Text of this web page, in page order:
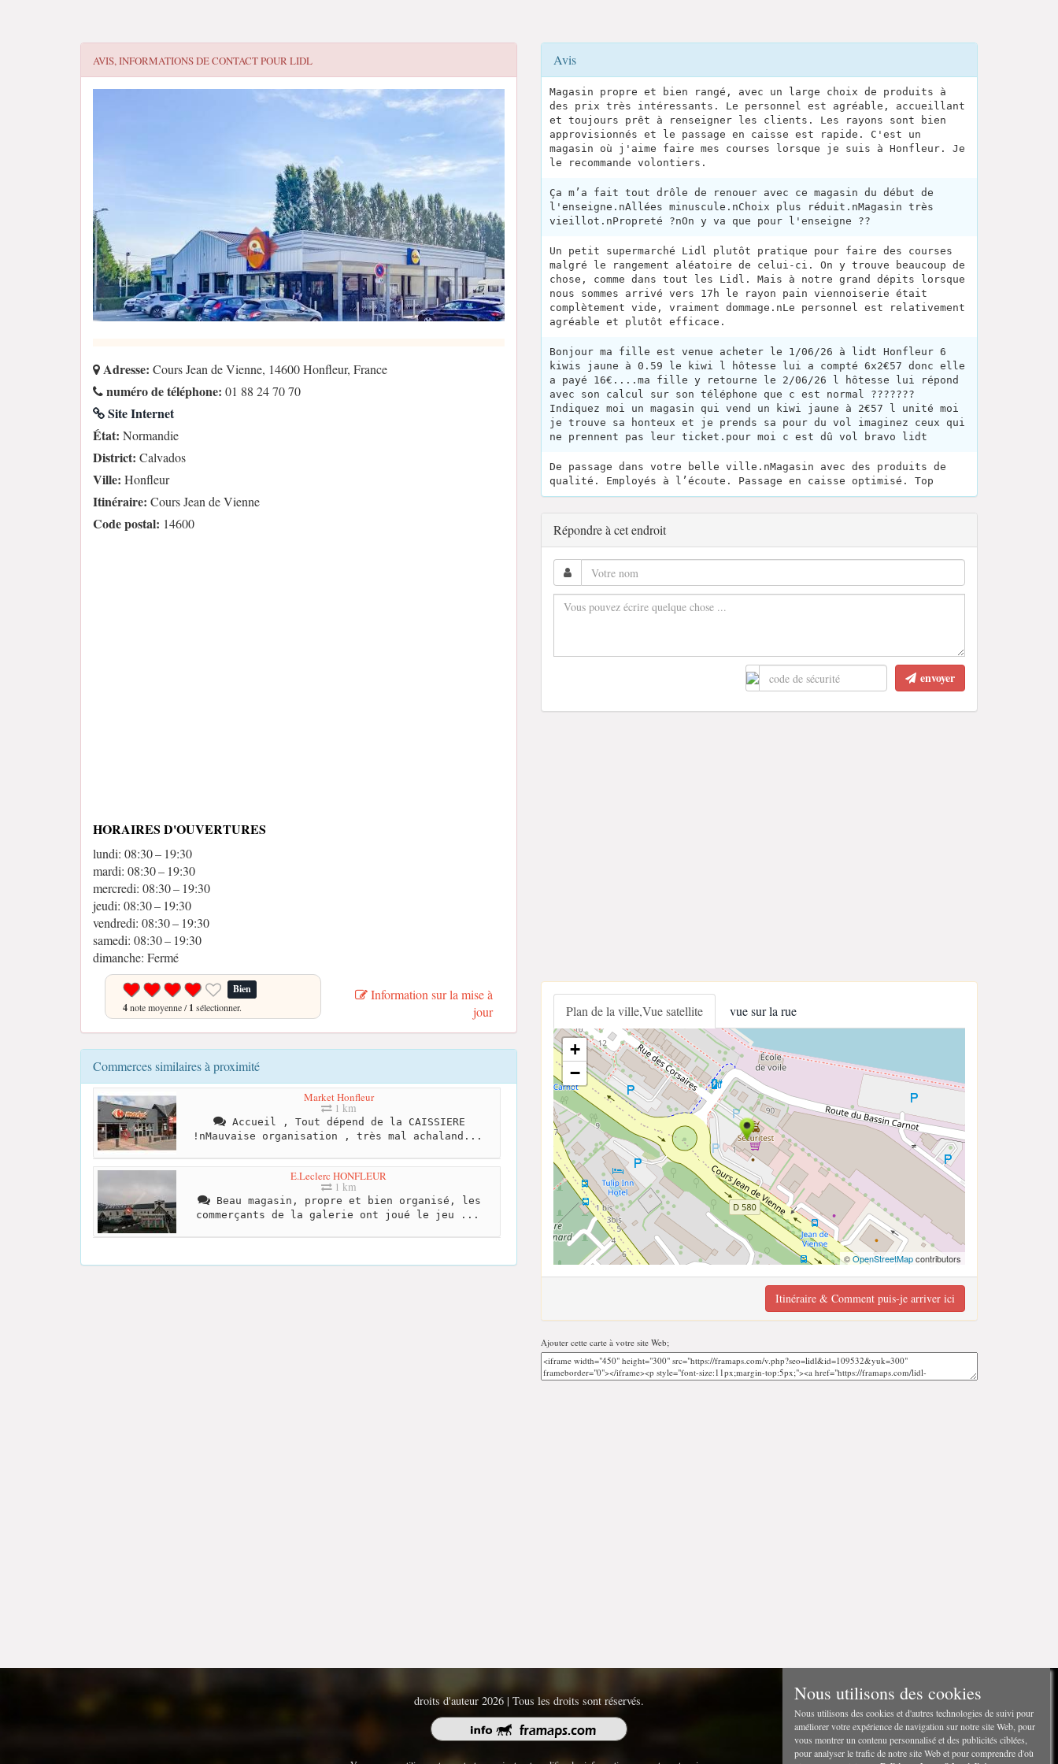
AVIS, INFORMATIONS DE CONTACT POURLIDL
Adresse: Cours Jean de Vienne, 14600 Honfleur, France
numéro de téléphone: 01 88 24 70 70
Site Internet
État: Normandie
District: Calvados
Ville: Honfleur
Itinéraire: Cours Jean de Vienne
Code postal: 14600
HORAIRES D'OUVERTURES
lundi: 08:30 – 19:30
mardi: 08:30 – 19:30
mercredi: 08:30 – 19:30
jeudi: 08:30 – 19:30
vendredi: 08:30 – 19:30
samedi: 08:30 – 19:30
dimanche: Fermé
Bien
4note moyenne /1 sélectionner.
Information sur la mise à
jour
Commerces similaires à proximité
Market Honfleur
1 km
Accueil , Tout dépend de la CAISSIERE
!nMauvaise organisation , très mal achaland...
E.Leclerc HONFLEUR
1 km
Beau magasin, propre et bien organisé, les
commerçants de la galerie ont joué le jeu ...
Avis
Magasin propre et bien rangé, avec un large choix de produits à
des prix très intéressants. Le personnel est agréable, accueillant
et toujours prêt à renseigner les clients. Les rayons sont bien
approvisionnés et le passage en caisse est rapide. C'est un
magasin où j'aime faire mes courses lorsque je suis à Honfleur. Je
le recommande volontiers.
Ça m’a fait tout drôle de renouer avec ce magasin du début de
l'enseigne.nAllées minuscule.nChoix plus réduit.nMagasin très
vieillot.nPropreté ?nOn y va que pour l'enseigne ??
Un petit supermarché Lidl plutôt pratique pour faire des courses
malgré le rangement aléatoire de celui-ci. On y trouve beaucoup de
chose, comme dans tout les Lidl. Mais à notre grand dépits lorsque
nous sommes arrivé vers 17h le rayon pain viennoiserie était
complètement vide, vraiment dommage.nLe personnel est relativement
agréable et plutôt efficace.
Bonjour ma fille est venue acheter le 1/06/26 à lidt Honfleur 6
kiwis jaune à 0.59 le kiwi l hôtesse lui a compté 6x2€57 donc elle
a payé 16€....ma fille y retourne le 2/06/26 l hôtesse lui répond
avec son calcul sur son téléphone que c est normal ???????
Indiquez moi un magasin qui vend un kiwi jaune à 2€57 l unité moi
je trouve sa honteux et je prends sa pour du vol imaginez ceux qui
ne prennent pas leur ticket.pour moi c est dû vol bravo lidt
De passage dans votre belle ville.nMagasin avec des produits de
qualité. Employés à l’écoute. Passage en caisse optimisé. Top
Répondre à cet endroit
envoyer
Plan de la ville,Vue satellite vue sur la rue
+
−
©OpenStreetMapcontributors
Itinéraire & Comment puis-je arriver ici
Ajouter cette carte à votre site Web;
droits d'auteur 2026 | Tous les droits sont réservés. Nous utilisons des cookies
Nous utilisons des cookies et d'autres technologies de suivi pour
améliorer votre expérience de navigation sur notre site Web, pour
vous montrer un contenu personnalisé et des publicités ciblées,
pour analyser le trafic de notre site Web et pour comprendre d'où